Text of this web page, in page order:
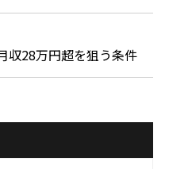
収28万円超を狙う条件